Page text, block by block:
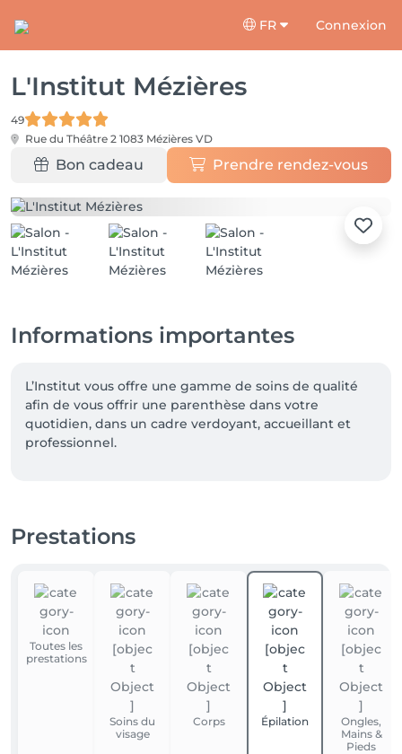
FR Connexion
L'Institut Mézières
49
Rue du Théâtre 2 1083 Mézières VD
Bon cadeau Prendre rendez-vous
Informations importantes
L’Institut vous offre une gamme de soins de qualité
afin de vous offrir une parenthèse dans votre
quotidien, dans un cadre verdoyant, accueillant et
professionnel.
Prestations
Toutes les
prestations
Soins du
visage
Corps Épilation
Ongles,
Mains &
Pieds